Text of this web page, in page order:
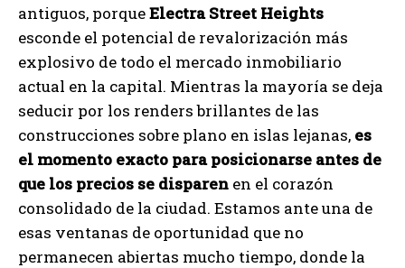
antiguos, porqueElectra Street Heights
esconde el potencial de revalorización más
explosivo de todo el mercado inmobiliario
actual en la capital. Mientras la mayoría se deja
seducir por los renders brillantes de las
construcciones sobre plano en islas lejanas, es
el momento exacto para posicionarse antes de
que los precios se disparen en el corazón
consolidado de la ciudad. Estamos ante una de
esas ventanas de oportunidad que no
permanecen abiertas mucho tiempo, donde la